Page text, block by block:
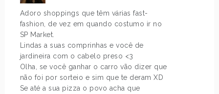
Adoro shoppings que têm várias fast-
fashion, de vez em quando costumo ir no
SP Market.
Lindas a suas comprinhas e você de
jardineira com o cabelo preso <3
Olha, se você ganhar o carro vão dizer que
não foi por sorteio e sim que te deram XD
Se até a sua pizza o povo acha que